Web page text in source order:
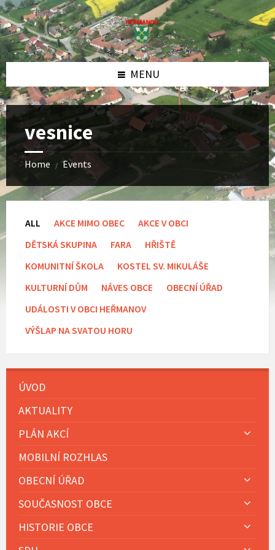
Skip
to
content
Skip
to
left
sidebar
Skip
to
footer
MENU
vesnice
Home / Events
ALL AKCE MIMO OBEC
AKCE V OBCI
DĚTSKÁ SKUPINA
FARA
HŘIŠTĚ
KOMUNITNÍ ŠKOLA
KOSTEL SV. MIKULÁŠE
KULTURNÍ DŮM
NÁVES OBCE
OBECNÍ ÚŘAD
UDÁLOSTI V OBCI HEŘMANOV
VÝŠLAP NA SVATOU HORU
ÚVOD
AKTUALITY
PLÁN AKCÍ
MOBILNÍ ROZHLAS
OBECNÍ ÚŘAD
SOUČASNOST OBCE
HISTORIE OBCE